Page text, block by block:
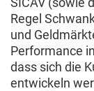
Regel
und
Performance
dass sich die
entwickeln